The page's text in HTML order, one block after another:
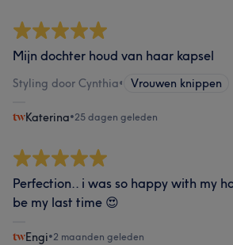
Mijn dochter houd van haar kapsel
Styling door Cynthia• Vrouwen knippen
Katerina•25 dagen geleden
Perfection.. i was so happy with my
be my last time 😍
Engi•2 maanden geleden